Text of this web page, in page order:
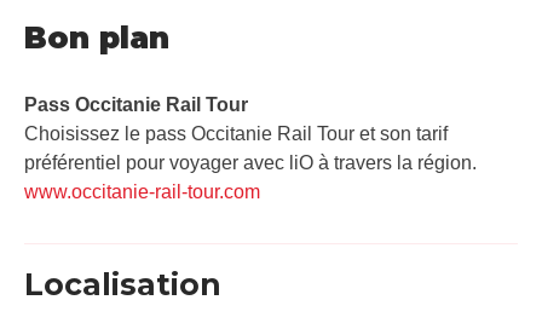
Bon plan
Pass Occitanie Rail Tour​
Choisissez le pass Occitanie Rail Tour et son tarif
préférentiel pour voyager avec liO à travers la région.
www.occitanie-rail-tour.com
Localisation